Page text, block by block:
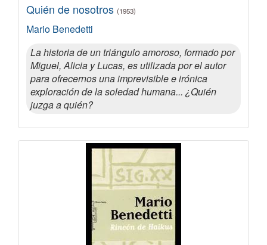
Quién de nosotros (1953)
Mario Benedetti
La historia de un triángulo amoroso, formado por
Miguel, Alicia y Lucas, es utilizada por el autor
para ofrecernos una imprevisible e irónica
exploración de la soledad humana... ¿Quién
juzga a quién?